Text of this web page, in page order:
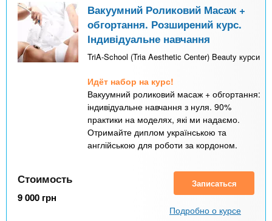
Вакуумний Роликовий Масаж +
обгортання. Розширений курс.
Індивідуальне навчання
TriA-School (Tria Aesthetic Center) Beauty курси
Идёт набор на курс!
Вакуумний роликовий масаж + обгортання:
індивідуальне навчання з нуля. 90%
практики на моделях, які ми надаємо.
Отримайте диплом українською та
англійською для роботи за кордоном.
Стоимость
9 000 грн
Записаться
Подробно о курсе